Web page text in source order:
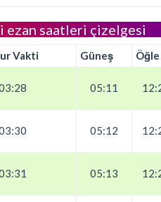
saatleri çizelgesi
Vakti Güneş Öğle
05:11
05:12
05:13